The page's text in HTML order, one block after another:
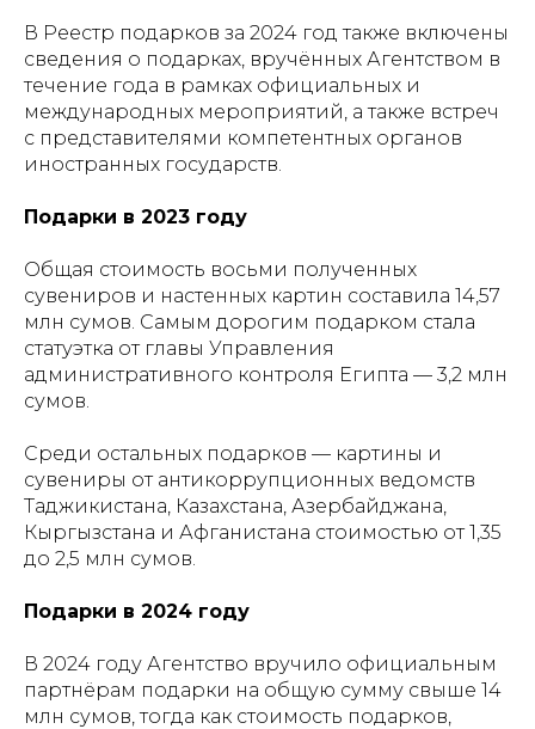
В Реестр подарков за 2024 год также включены
сведения о подарках, вручённых Агентством в
течение года в рамках официальных и
международных мероприятий, а также встреч
с представителями компетентных органов
иностранных государств.
Подарки в 2023 году
Общая стоимость восьми полученных
сувениров и настенных картин составила 14,57
млн сумов. Самым дорогим подарком стала
статуэтка от главы Управления
административного контроля Египта — 3,2 млн
сумов.
Среди остальных подарков — картины и
сувениры от антикоррупционных ведомств
Таджикистана, Казахстана, Азербайджана,
Кыргызстана и Афганистана стоимостью от 1,35
до 2,5 млн сумов.
Подарки в 2024 году
В 2024 году Агентство вручило официальным
партнёрам подарки на общую сумму свыше 14
млн сумов, тогда как стоимость подарков,